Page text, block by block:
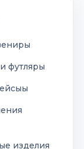
футляры
изделия